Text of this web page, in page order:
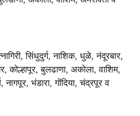
सिंधुदुर्ग, नाशिक, धुळे, नंदूरबार,
कोल्हापूर, बुलढाणा, अकोला, वाशिम,
नागपूर, भंडारा, गोंदिया, चंद्रपूर व